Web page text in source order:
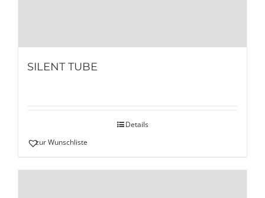
SILENT TUBE
Details
zur Wunschliste